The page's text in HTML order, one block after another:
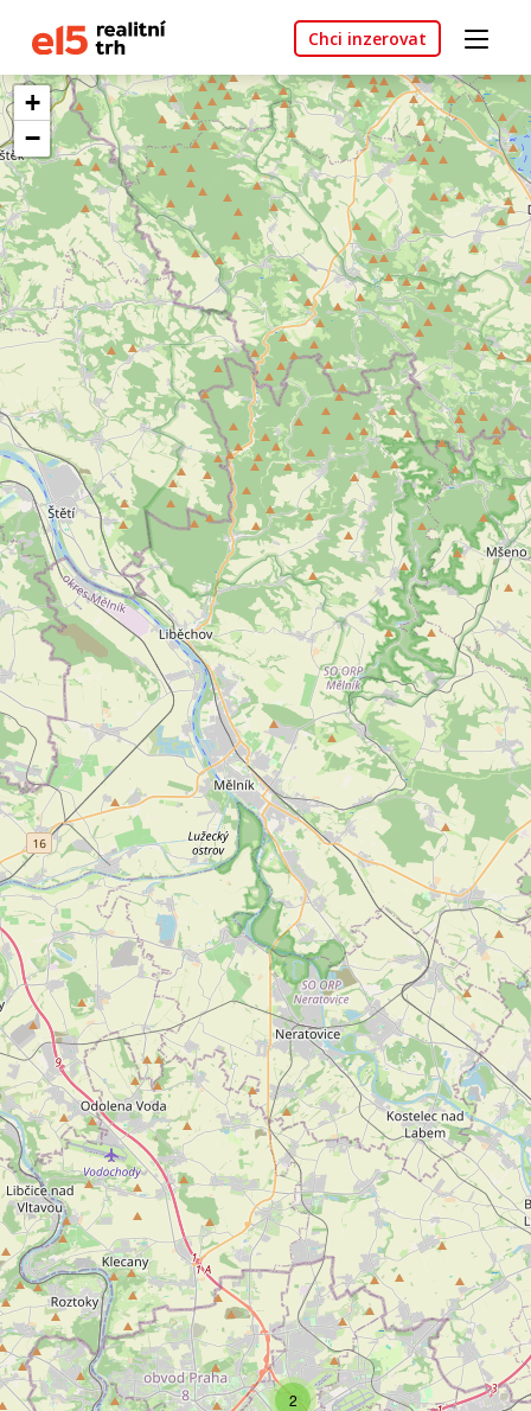
Chci inzerovat
2
+
−